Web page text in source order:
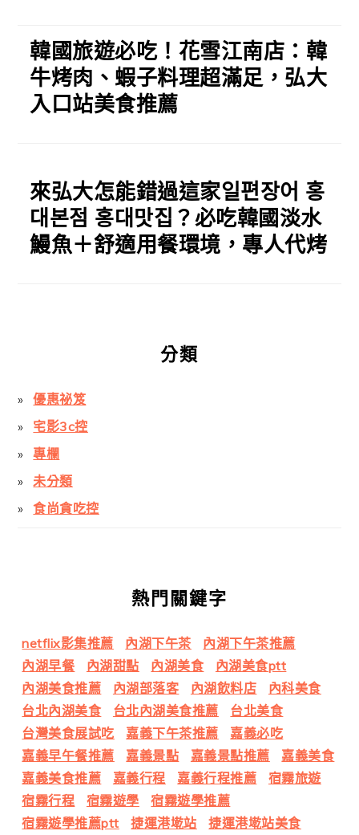
韓國旅遊必吃！花雪江南店：韓
牛烤肉、蝦子料理超滿足，弘大
入口站美食推薦
來弘大怎能錯過這家일편장어 홍
대본점 홍대맛집？必吃韓國淡水
鰻魚＋舒適用餐環境，專人代烤
分類
優惠祕笈
宅影3c控
專欄
未分類
食尚貪吃控
熱門關鍵字
netflix影集推薦 內湖下午茶
內湖下午茶推薦
內湖早餐
內湖甜點 內湖美食
內湖美食ptt
內湖美食推薦
內湖部落客 內湖飲料店
內科美食
台北內湖美食
台北內湖美食推薦
台北美食
台灣美食展試吃
嘉義下午茶推薦
嘉義必吃
嘉義早午餐推薦
嘉義景點 嘉義景點推薦
嘉義美食
嘉義美食推薦
嘉義行程 嘉義行程推薦
宿霧旅遊
宿霧行程
宿霧遊學
宿霧遊學推薦
宿霧遊學推薦ptt
捷運港墘站 捷運港墘站美食